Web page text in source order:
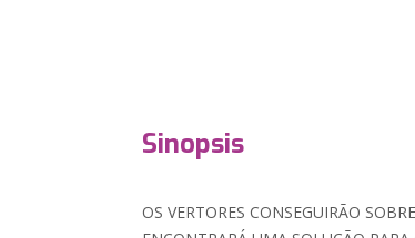
Sinopsis
OS VERTORES CONSEGUIRÃO